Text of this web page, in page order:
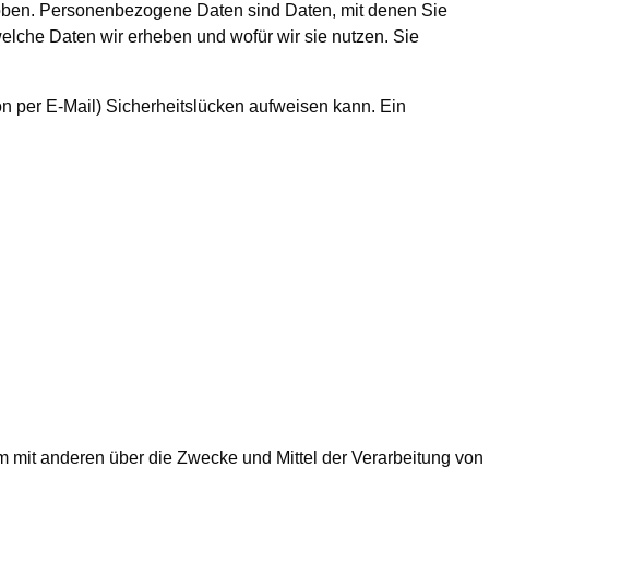
Personenbezogene Daten sind Daten, mit denen Sie
Daten wir erheben und wofür wir sie nutzen. Sie
per E-Mail) Sicherheitslücken aufweisen kann. Ein
anderen über die Zwecke und Mittel der Verarbeitung von